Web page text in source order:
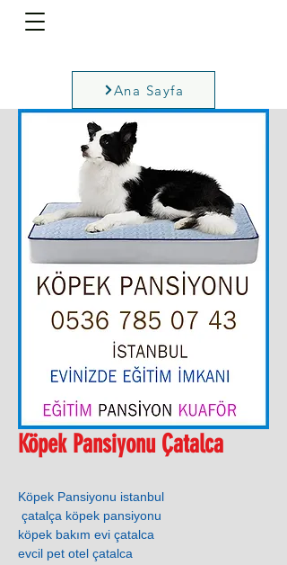
Ana Sayfa
Köpek Pansiyonu Çatalca
Köpek Pansiyonu istanbul
çatalça köpek pansiyonu
köpek bakım evi çatalca
evcil pet otel çatalca